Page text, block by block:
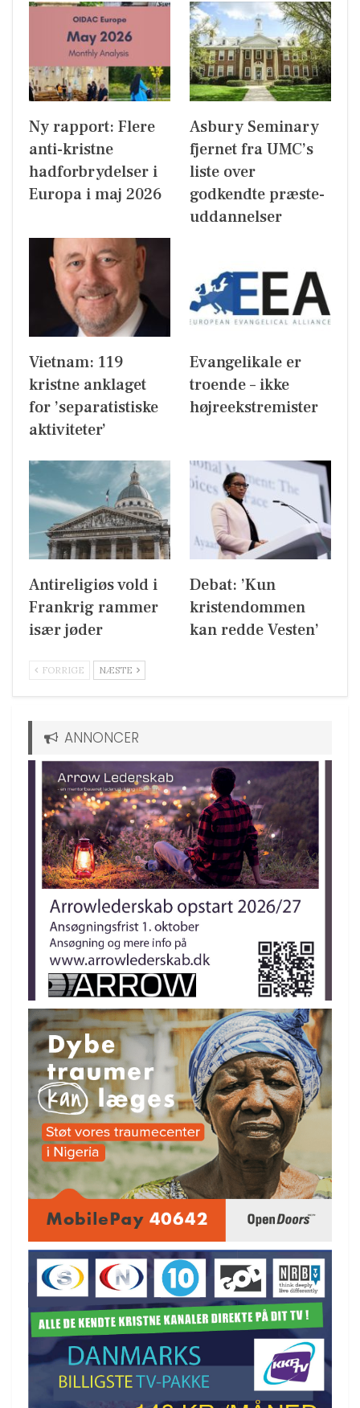
Ny rapport: Flere
anti-kristne
hadforbrydelser i
Europa i maj 2026
Asbury Seminary
fjernet fra UMC’s
liste over
godkendte præste-
uddannelser
Vietnam: 119
kristne anklaget
for ’separatistiske
aktiviteter’
Evangelikale er
troende – ikke
højreekstremister
Antireligiøs vold i
Frankrig rammer
især jøder
Debat: ’Kun
kristendommen
kan redde Vesten’
FORRIGE NÆSTE
ANNONCER